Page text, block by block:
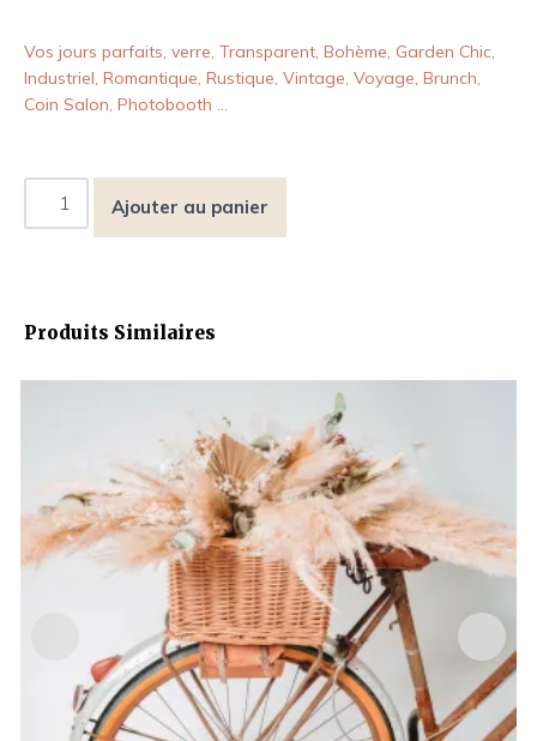
Vos jours parfaits, verre, Transparent, Bohème, Garden Chic,
Industriel, Romantique, Rustique, Vintage, Voyage, Brunch,
Coin Salon, Photobooth …
Ajouter au panier
Produits Similaires